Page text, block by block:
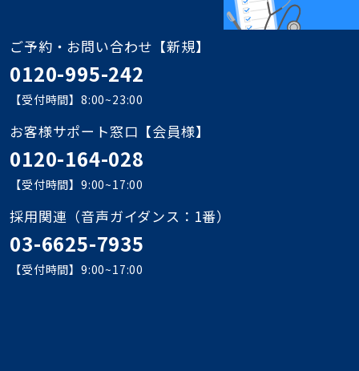
ご予約・お問い合わせ【新規】
0120-995-242
【受付時間】8:00~23:00
お客様サポート窓口【会員様】
0120-164-028
【受付時間】9:00~17:00
採用関連 （音声ガイダンス：1番）
03-6625-7935
【受付時間】9:00~17:00